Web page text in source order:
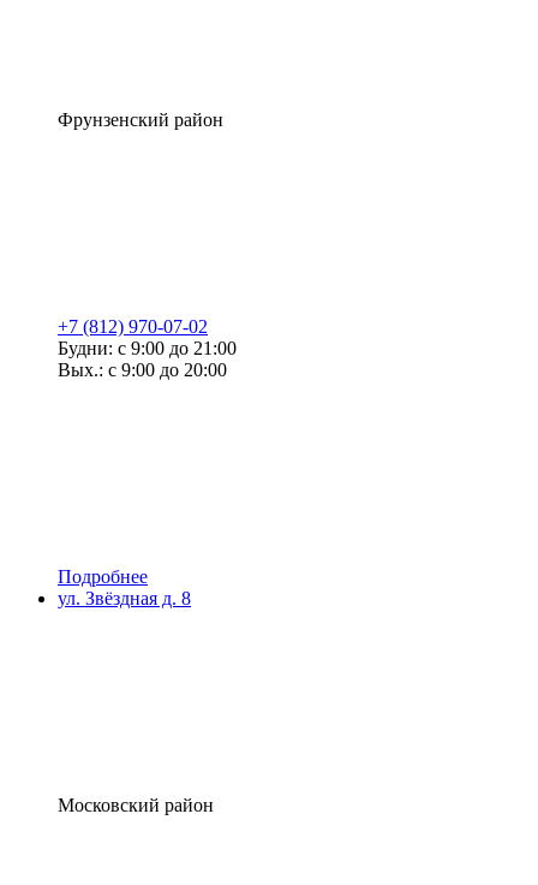
Фрунзенский район
+7 (812) 970-07-02
Будни: с 9:00 до 21:00
Вых.: с 9:00 до 20:00
Подробнее
ул. Звёздная д. 8
Московский район